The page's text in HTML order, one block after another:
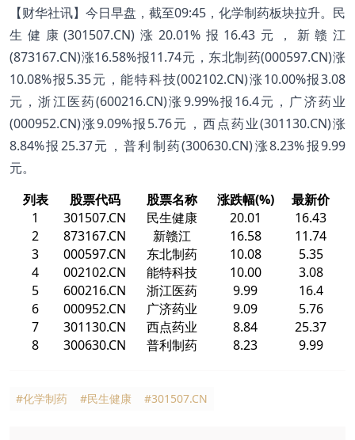
【财华社讯】今日早盘，截至09:45，化学制药板块拉升。民
生健康(301507.CN)涨20.01%报16.43元，新赣江
(873167.CN)涨16.58%报11.74元，东北制药(000597.CN)涨
10.08%报5.35元，能特科技(002102.CN)涨10.00%报3.08
元，浙江医药(600216.CN)涨9.99%报16.4元，广济药业
(000952.CN)涨9.09%报5.76元，西点药业(301130.CN)涨
8.84%报25.37元，普利制药(300630.CN)涨8.23%报9.99
元。
列表
股票代码 股票名称 涨跌幅(%)
最新价
1
301507.CN 民生健康 20.01
16.43
2
873167.CN 新赣江 16.58
11.74
3
000597.CN 东北制药 10.08
5.35
4
002102.CN 能特科技 10.00
3.08
5
600216.CN 浙江医药 9.99
16.4
6
000952.CN 广济药业 9.09
5.76
7
301130.CN 西点药业 8.84
25.37
8
300630.CN 普利制药 8.23 9.99
#化学制药 #民生健康 #301507.CN